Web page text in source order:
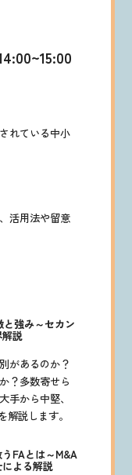
れている中小
活用法や留意
強み～セカン
説
があるのか？
？多数寄せら
手から中堅、
説します。
FAとは～M&A
よる解説